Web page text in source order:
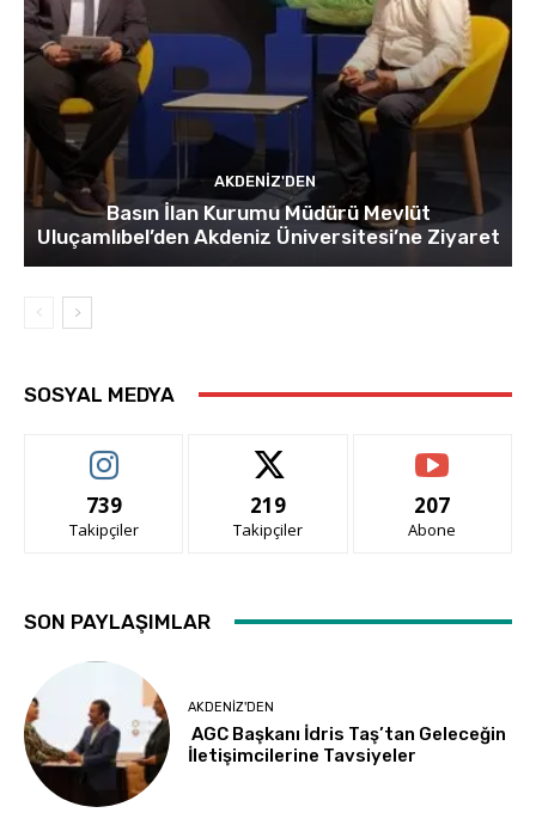
AKDENIZ'DEN
Basın İlan Kurumu Müdürü Mevlüt
Uluçamlıbel’den Akdeniz Üniversitesi’ne Ziyaret
SOSYAL MEDYA
739
Takipçiler
219
Takipçiler
207
Abone
SON PAYLAŞIMLAR
AKDENIZ'DEN
AGC Başkanı İdris Taş’tan Geleceğin
İletişimcilerine Tavsiyeler